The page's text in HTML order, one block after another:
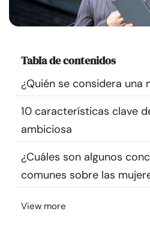
Recursos
Encuentra un terapeuta
Idioma
Sobre nosotros Contáctanos
nosotros
Tabla de contenidos
¿Quién se considera una
10 características clave
ambiciosa
¿Cuáles son algunos
comunes sobre las
View more